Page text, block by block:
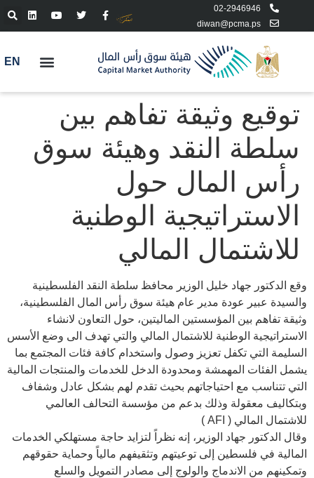
02-2946946
diwan@pcma.ps
EN
توقيع وثيقة تفاهم بين
سلطة النقد وهيئة سوق
رأس المال حول
الاستراتيجية الوطنية
للاشتمال المالي
وقع الدكتور جهاد خليل الوزير محافظ سلطة النقد الفلسطينية
والسيدة عبير عودة مدير عام هيئة سوق رأس المال الفلسطينية،
وثيقة تفاهم بين المؤسستين الماليتين، حول التعاون لانشاء
الاستراتيجية الوطنية للاشتمال المالي والتي تهدف الى وضع الأسس
السليمة التي تكفل تعزيز وصول واستخدام كافة فئات المجتمع بما
يشمل الفئات المهمشة ومحدودة الدخل للخدمات والمنتجات المالية
التي تتناسب مع احتياجاتهم بحيث تقدم لهم بشكل عادل وشفاف
وبتكاليف معقولة وذلك بدعم من مؤسسة التحالف العالمي
للاشتمال المالي ( AFI
)
وقال الدكتور جهاد الوزير، إنه نظراً لتزايد حاجة مستهلكي الخدمات
المالية في فلسطين إلى توعيتهم وتثقيفهم مالياً وحماية حقوقهم
وتمكينهم من الاندماج والولوج إلى مصادر التمويل والسلع